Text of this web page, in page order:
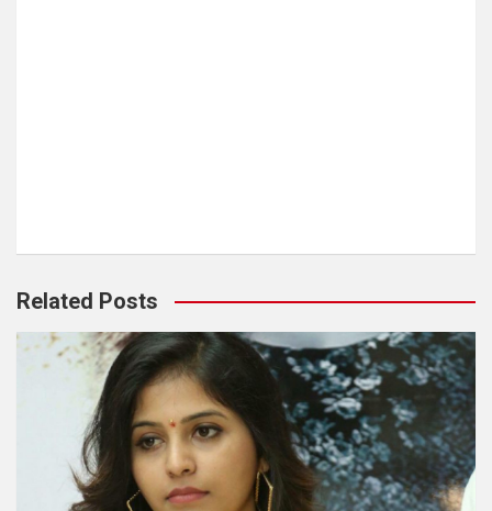
Related Posts